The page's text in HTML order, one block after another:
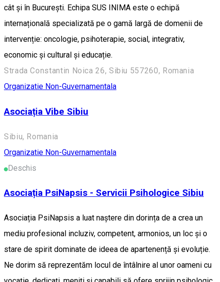
cât și în București. Echipa SUS INIMA este o echipă
internațională specializată pe o gamă largă de domenii de
intervenție: oncologie, psihoterapie, social, integrativ,
economic și cultural și educație.
Strada Constantin Noica 26, Sibiu 557260, Romania
Organizatie Non-Guvernamentala
Asociația Vibe Sibiu
Sibiu, Romania
Organizatie Non-Guvernamentala
Deschis
Asociația PsiNapsis - Servicii Psihologice Sibiu
Asociația PsiNapsis a luat naștere din dorința de a crea un
mediu profesional incluziv, competent, armonios, un loc și o
stare de spirit dominate de ideea de apartenență și evoluție.
Ne dorim să reprezentăm locul de întâlnire al unor oameni cu